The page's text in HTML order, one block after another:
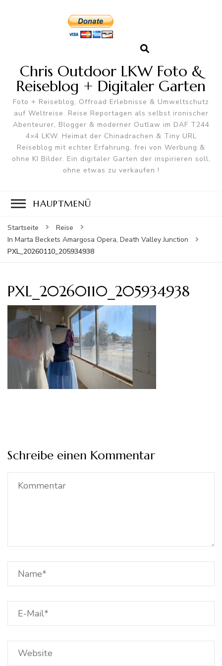
Chris Outdoor LKW Foto &
Reiseblog + Digitaler Garten
Foto + Reiseblog, Offroad Erlebnisse & Umweltschutz
auf Weltreise. Reise Reportagen als selbst ironischer
Abenteurer, Blogger & moderner Outlaw im DAF T244
4×4 LKW. Heimat der Chinadrachen & Tiny URL
Reiseblog mit echter Erfahrung, frei von Werbung &
ohne KI Bilder. Ein digitaler Garten der inspirieren soll,
ohne etwas zu verkaufen !
HAUPTMENÜ
Startseite
Reise
In Marta Beckets Amargosa Opera, Death Valley Junction
PXL_20260110_205934938
PXL_20260110_205934938
Schreibe einen Kommentar